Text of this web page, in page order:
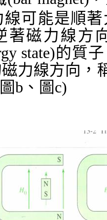
線可能是順
著磁力線方
state)的質
力線方向，
b 、圖 c)